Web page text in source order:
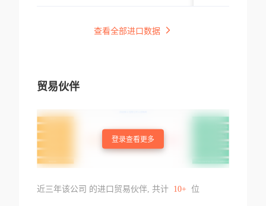
查看全部进口数据
贸易伙伴
登录查看更多
近三年该公司 的进口贸易伙伴, 共计 10+ 位